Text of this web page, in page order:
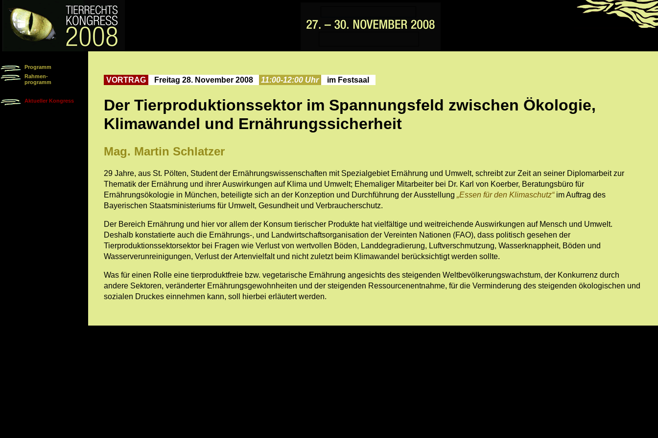
Programm
Rahmen-
programm
Aktueller Kongress
VORTRAG Freitag 28. November 2008 11:00-12:00 Uhr im Festsaal
Der Tierproduktionssektor im Spannungsfeld zwischen Ökologie,
Klimawandel und Ernährungssicherheit
Mag. Martin Schlatzer
29 Jahre, aus St. Pölten, Student der Ernährungswissenschaften mit Spezialgebiet Ernährung und Umwelt, schreibt zur Zeit an seiner Diplomarbeit zur
Thematik der Ernährung und ihrer Auswirkungen auf Klima und Umwelt; Ehemaliger Mitarbeiter bei Dr. Karl von Koerber, Beratungsbüro für
Ernährungsökologie in München, beteiligte sich an der Konzeption und Durchführung der Ausstellung Essen für den Klimaschutz im Auftrag des
Bayerischen Staatsministeriums für Umwelt, Gesundheit und Verbraucherschutz.
Der Bereich Ernährung und hier vor allem der Konsum tierischer Produkte hat vielfältige und weitreichende Auswirkungen auf Mensch und Umwelt.
Deshalb konstatierte auch die Ernährungs-, und Landwirtschaftsorganisation der Vereinten Nationen (FAO), dass politisch gesehen der
Tierproduktionssektorsektor bei Fragen wie Verlust von wertvollen Böden, Landdegradierung, Luftverschmutzung, Wasserknappheit, Böden und
Wasserverunreinigungen, Verlust der Artenvielfalt und nicht zuletzt beim Klimawandel berücksichtigt werden sollte.
Was für einen Rolle eine tierproduktfreie bzw. vegetarische Ernährung angesichts des steigenden Weltbevölkerungswachstum, der Konkurrenz durch
andere Sektoren, veränderter Ernährungsgewohnheiten und der steigenden Ressourcenentnahme, für die Verminderung des steigenden ökologischen und
sozialen Druckes einnehmen kann, soll hierbei erläutert werden.